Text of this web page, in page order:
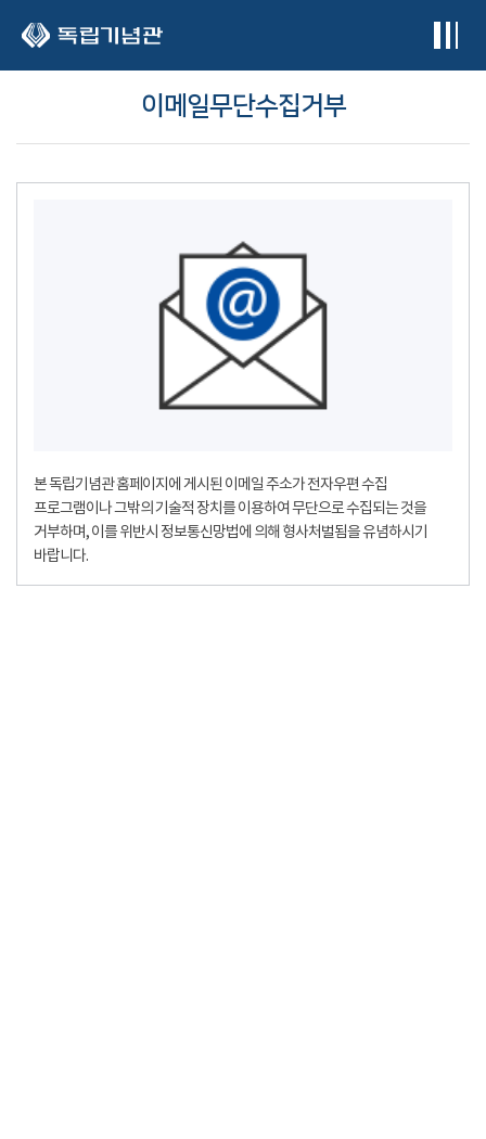
이메일무단수집거부
본 독립기념관 홈페이지에 게시된 이메일 주소가 전자우편 수집
프로그램이나 그밖의 기술적 장치를 이용하여 무단으로 수집되는 것을
거부하며, 이를 위반시 정보통신망법에 의해 형사처벌됨을 유념하시기
바랍니다.